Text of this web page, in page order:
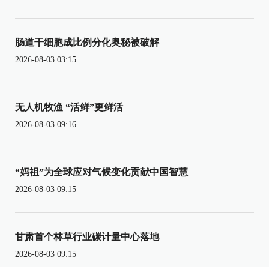
肠道干细胞成比例分化奥秘被破解
2026-08-03 03:15
无人机牧渔 “活鲜”更鲜活
2026-08-03 09:16
“妈祖”为全球应对气候变化贡献中国智慧
2026-08-03 09:15
甘肃首个林草行业碳计量中心落地
2026-08-03 09:15